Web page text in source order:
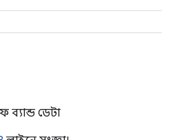
ডেটা